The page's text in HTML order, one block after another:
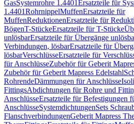
GasSystemrohre 1.4401Ersatzteile für
1.4401RohrnippelMuffenErsatzteile für
MuffenReduktionenErsatzteile für
BögenT-StückeErsatzteile für T-Stücke
unlösbarErsatzteile für Übergänge
Verbindungen, lösbarErsatzteile für
lösbarVerschlüsseErsatzteile für
für AnschlüsseZubehör für Geberit
Zubehör für Geberit Mapress Edelstahl
RohrendeDämmungen für Anschlüsse
FittingsAbdichtungen für Rohre und
AnschlüsseErsatzteile für Befestigungen
AnschlüsseSystemdichtungenSets
FlanschverbindungenGeberit Mapress